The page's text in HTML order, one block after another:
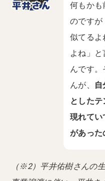
何もかも
のです
似てるよ
よね」
んです
んが、
とした
現れてい
があった
（※2）平井佑樹さんの